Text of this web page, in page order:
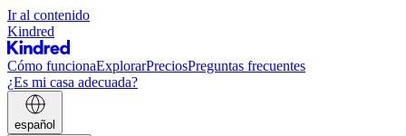
Ir al contenido
Kindred
Cómo funcionaExplorarPreciosPreguntas frecuentes
¿Es mi casa adecuada?
español